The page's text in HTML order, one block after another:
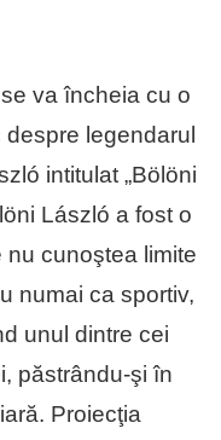
va încheia cu o
legendarul
intitulat „Bölöni
László a fost o
nu cunoştea limite
numai ca sportiv,
unul dintre cei
păstrându-şi în
Proiecţia